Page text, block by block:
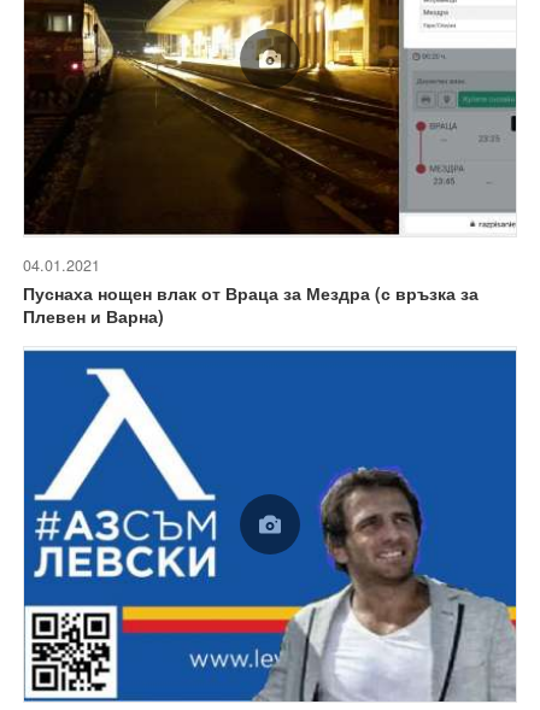
04.01.2021
Пуснаха нощен влак от Враца за Мездра (с връзка за
Плевен и Варна)